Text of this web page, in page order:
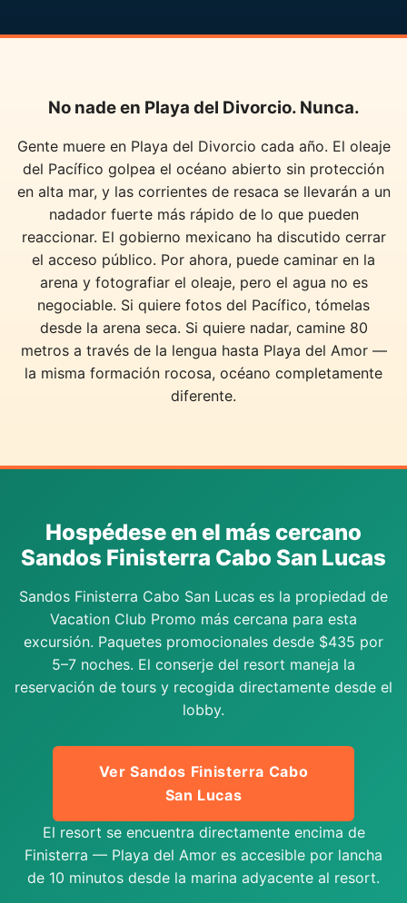
No nade en Playa del Divorcio. Nunca.
Gente muere en Playa del Divorcio cada año. El oleaje
del Pacífico golpea el océano abierto sin protección
en alta mar, y las corrientes de resaca se llevarán a un
nadador fuerte más rápido de lo que pueden
reaccionar. El gobierno mexicano ha discutido cerrar
el acceso público. Por ahora, puede caminar en la
arena y fotografiar el oleaje, pero el agua no es
negociable. Si quiere fotos del Pacífico, tómelas
desde la arena seca. Si quiere nadar, camine 80
metros a través de la lengua hasta Playa del Amor —
la misma formación rocosa, océano completamente
diferente.
Hospédese en el más cercano
Sandos Finisterra Cabo San Lucas
Sandos Finisterra Cabo San Lucas es la propiedad de
Vacation Club Promo más cercana para esta
excursión. Paquetes promocionales desde $435 por
5–7 noches. El conserje del resort maneja la
reservación de tours y recogida directamente desde el
lobby.
Ver Sandos Finisterra Cabo
San Lucas
El resort se encuentra directamente encima de
Finisterra — Playa del Amor es accesible por lancha
de 10 minutos desde la marina adyacente al resort.